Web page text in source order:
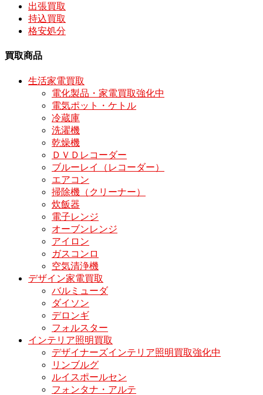
出張買取
持込買取
格安処分
買取商品
生活家電買取
電化製品・家電買取強化中
電気ポット・ケトル
冷蔵庫
洗濯機
乾燥機
ＤＶＤレコーダー
ブルーレイ（レコーダー）
エアコン
掃除機（クリーナー）
炊飯器
電子レンジ
オーブンレンジ
アイロン
ガスコンロ
空気清浄機
デザイン家電買取
バルミューダ
ダイソン
デロンギ
フォルスター
インテリア照明買取
デザイナーズインテリア照明買取強化中
リンブルグ
ルイスポールセン
フォンタナ・アルテ